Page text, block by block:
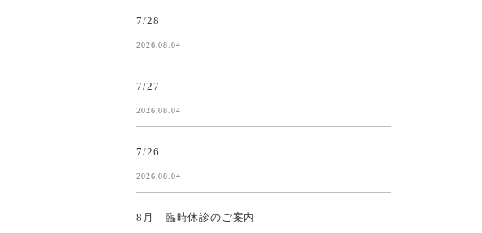
7/28
2026.08.04
7/27
2026.08.04
7/26
2026.08.04
8月 臨時休診のご案内